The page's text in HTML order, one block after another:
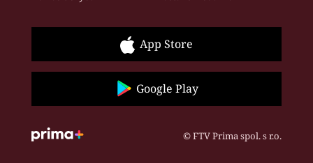
App Store
Google Play
© FTV Prima spol. s r.o.